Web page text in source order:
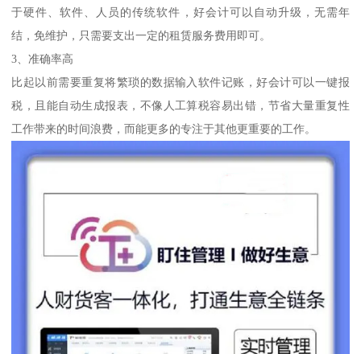
于硬件、软件、人员的传统软件，好会计可以自动升级，无需年
结，免维护，只需要支出一定的租赁服务费用即可。
3、准确率高
比起以前需要重复将繁琐的数据输入软件记账，好会计可以一键报
税，且能自动生成报表，不像人工算税容易出错，节省大量重复性
工作带来的时间浪费，而能更多的专注于其他更重要的工作。